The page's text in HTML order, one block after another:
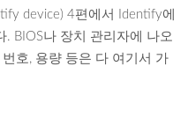
device) 4편에서 Identify에
BIOS나 장치 관리자에 나오
호, 용량 등은 다 여기서 가